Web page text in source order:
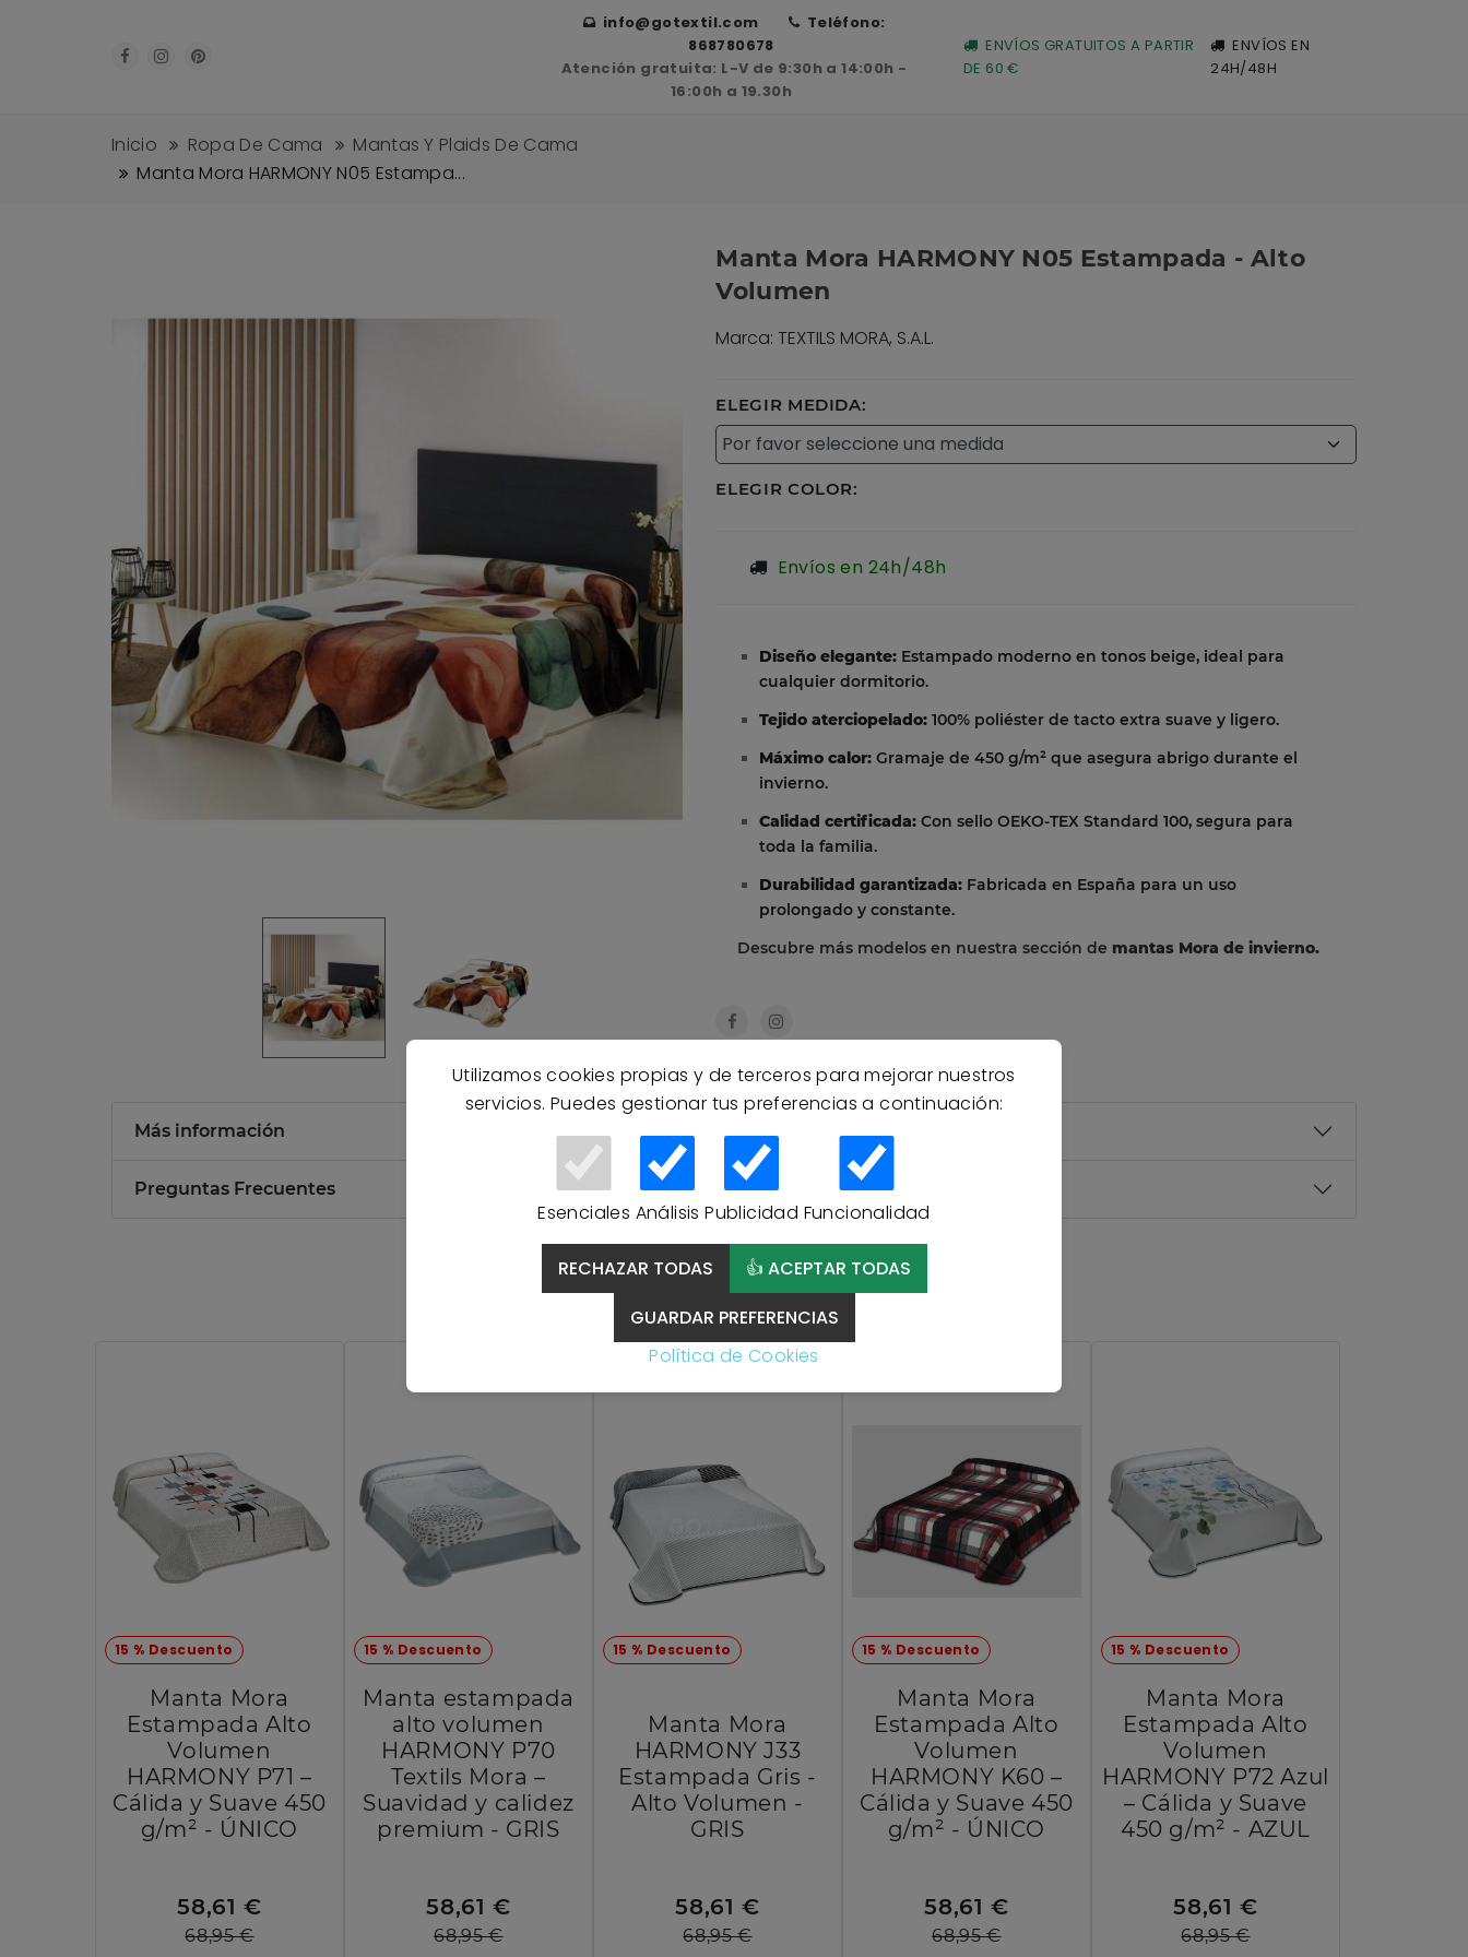
Utilizamos cookies propias y de terceros para mejorar nuestros
servicios. Puedes gestionar tus preferencias a continuación:
Esenciales Análisis Publicidad Funcionalidad
RECHAZAR TODAS
👍 ACEPTAR TODAS
GUARDAR PREFERENCIAS
Política de Cookies
info@gotextil.com
Teléfono:
868780678
Atención gratuita: L-V de 9:30h a 14:00h -
16:00h a 19.30h
ENVÍOS GRATUITOS A PARTIR
DE 60 €
ENVÍOS EN
24H/48H
Inicio Ropa De Cama
Mantas Y Plaids De Cama
Manta Mora HARMONY N05 Estampa...
Manta Mora HARMONY N05 Estampada - Alto
Volumen
Marca: TEXTILS MORA, S.A.L.
ELEGIR MEDIDA:
ELEGIR COLOR:
Envíos en 24h/48h
Diseño elegante: Estampado moderno en tonos beige, ideal para
cualquier dormitorio.
Tejido aterciopelado: 100% poliéster de tacto extra suave y ligero.
Máximo calor: Gramaje de 450 g/m² que asegura abrigo durante el
invierno.
Calidad certificada: Con sello OEKO-TEX Standard 100, segura para
toda la familia.
Durabilidad garantizada: Fabricada en España para un uso
prolongado y constante.
Descubre más modelos en nuestra sección de mantas Mora de invierno.
Más información
Preguntas Frecuentes
Productos Relacionados
15 % Descuento
Manta Mora
Estampada Alto
Volumen
HARMONY P71 –
Cálida y Suave 450
g/m² - ÚNICO
58,61 €
68,95 €
15 % Descuento
Manta estampada
alto volumen
HARMONY P70
Textils Mora –
Suavidad y calidez
premium - GRIS
58,61 €
68,95 €
15 % Descuento
Manta Mora
HARMONY J33
Estampada Gris -
Alto Volumen -
GRIS
58,61 €
68,95 €
15 % Descuento
Manta Mora
Estampada Alto
Volumen
HARMONY K60 –
Cálida y Suave 450
g/m² - ÚNICO
58,61 €
68,95 €
15 % Descuento
Manta Mora
Estampada Alto
Volumen
HARMONY P72 Azul
– Cálida y Suave
450 g/m² - AZUL
58,61 €
68,95 €